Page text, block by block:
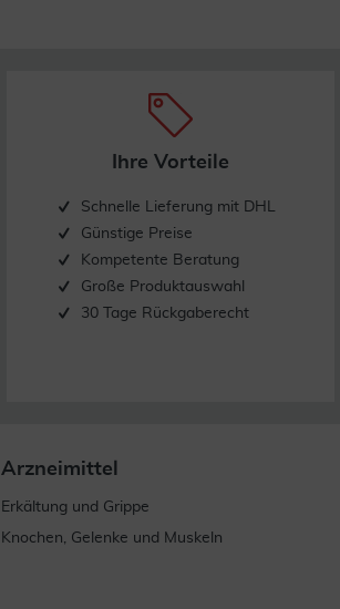
Ihre Vorteile
Schnelle Lieferung mit DHL
Günstige Preise
Kompetente Beratung
Große Produktauswahl
30 Tage Rückgaberecht
Arzneimittel
Erkältung und Grippe
Knochen, Gelenke und Muskeln